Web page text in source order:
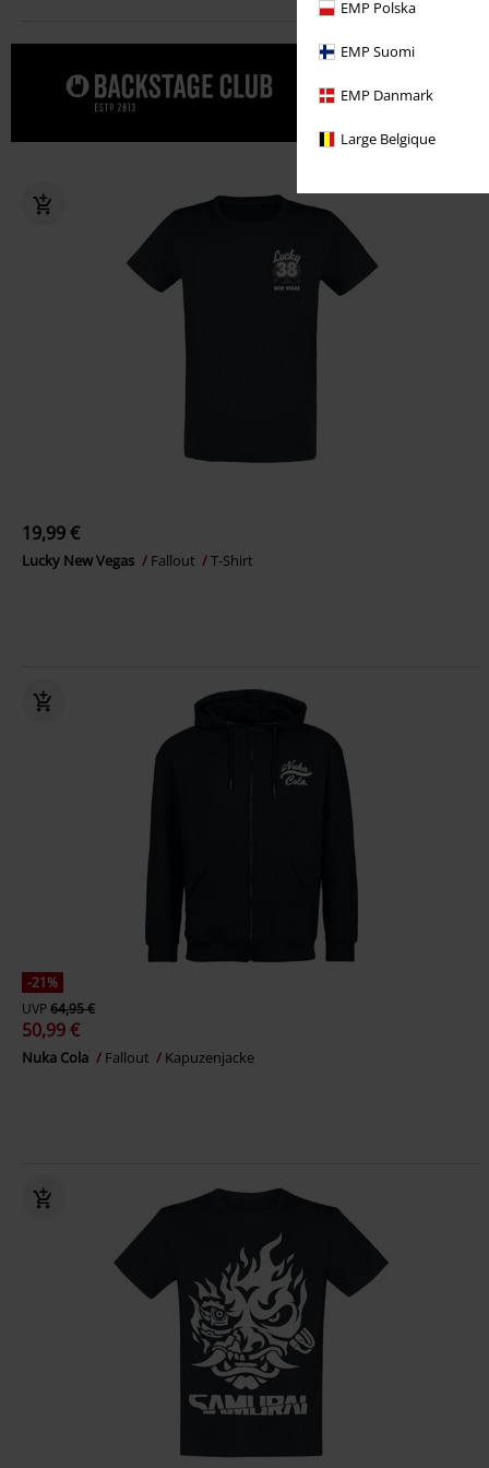
EMP Polska
EMP Suomi
EMP Danmark
Large Belgique
Gönn' dir
19,99 €
Lucky New Vegas Fallout T-Shirt
-21%
UVP64,95 €
50,99 €
Nuka Cola Fallout Kapuzenjacke